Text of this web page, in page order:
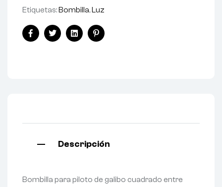
Etiquetas:Bombilla,Luz
FacebookTwitterLinkedinPinterest
Descripción
Bombilla para piloto de galibo cuadrado entre